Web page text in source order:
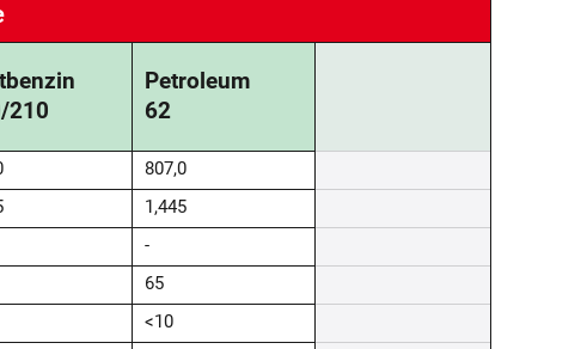
210
Petroleum
62
807,0
1,445
-
65
<10